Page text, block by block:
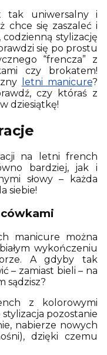
tak uniwersalny i
chce się zaszaleć i
codzienną stylizację
się po prostu
“frencza” z
czy brokatem!
letni manicure?
czy któraś z
dziesiątkę!
na letni french
bardziej, jak i
słowy – każda
siebie!
manicure można
wykończeniu
A gdyby tak
– zamiast bieli – na
sądzisz?
z kolorowymi
pozostanie
nabierze nowych
dzięki czemu